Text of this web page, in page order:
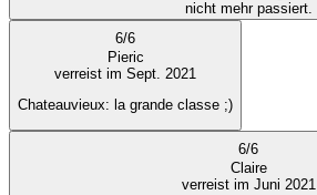
nicht mehr passiert.
6/6
Pieric
verreist im Sept. 2021
Chateauvieux: la grande classe ;)
6/6
Claire
verreist im Juni 2021